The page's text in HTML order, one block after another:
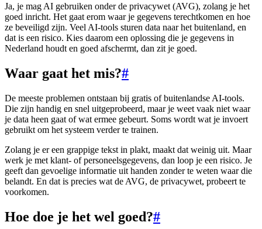
Ja, je mag AI gebruiken onder de privacywet (AVG), zolang je het
goed inricht. Het gaat erom waar je gegevens terechtkomen en hoe
ze beveiligd zijn. Veel AI-tools sturen data naar het buitenland, en
dat is een risico. Kies daarom een oplossing die je gegevens in
Nederland houdt en goed afschermt, dan zit je goed.
Waar gaat het mis?#
De meeste problemen ontstaan bij gratis of buitenlandse AI-tools.
Die zijn handig en snel uitgeprobeerd, maar je weet vaak niet waar
je data heen gaat of wat ermee gebeurt. Soms wordt wat je invoert
gebruikt om het systeem verder te trainen.
Zolang je er een grappige tekst in plakt, maakt dat weinig uit. Maar
werk je met klant- of personeelsgegevens, dan loop je een risico. Je
geeft dan gevoelige informatie uit handen zonder te weten waar die
belandt. En dat is precies wat de AVG, de privacywet, probeert te
voorkomen.
Hoe doe je het wel goed?#